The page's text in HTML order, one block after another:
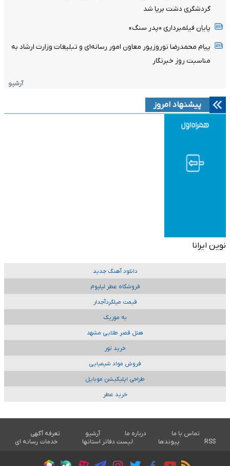
گردشگری دشت برپا شد
پایان فیلمبرداری «پدر سنگ»
پیام محمدرضا نوروزپور معاون امور رسانه‌ای و تبلیغات وزارت ارشاد به
مناسبت روز خبرنگار
آرشیو
پیشنهاد امروز
نوین ایرانا
دانلود آهنگ جدید
فروشگاه عطر لیلیوم
قیمت میلگردآجدار
به موزیک
هتل قصر طلایی مشهد
خرید تور
فروش مواد شیمیایی
طراحی اپلیکیشن موبایل
خرید عطر
تماس با ما درباره ما آرشیو
تعرفه آگهی
RSS
پیوندها لیست دفاتر استانها خدمات رسانه ای